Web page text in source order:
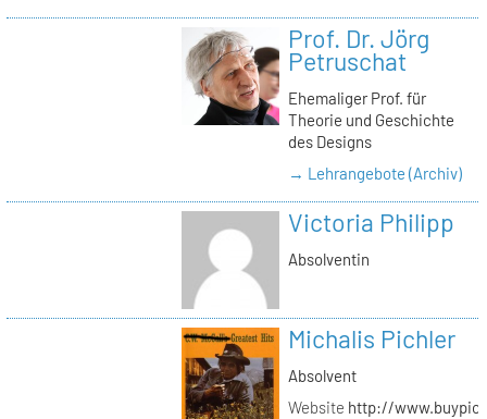
Prof. Dr. Jörg
Petruschat
Ehemaliger Prof. für
Theorie und Geschichte
des Designs
→ Lehrangebote (Archiv)
Victoria Philipp
Absolventin
Michalis Pichler
Absolvent
Website http://